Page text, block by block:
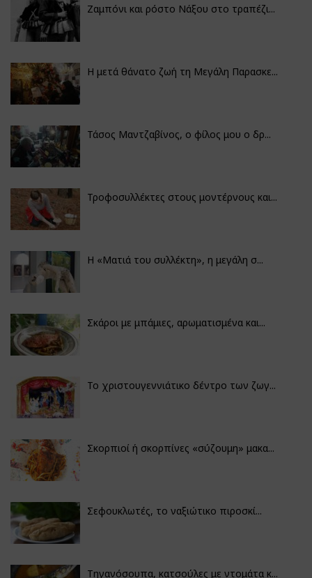
Ζαμπόνι και ρόστο Νάξου στο τραπέζι...
Η μετά θάνατο ζωή τη Μεγάλη Παρασκε...
Τάσος Μαντζαβίνος, ο φίλος μου ο δρ...
Τροφοσυλλέκτες στους μοντέρνους και...
H «Ματιά του συλλέκτη», η μεγάλη σ...
Σκάροι με μπάμιες, αρωματισμένα και...
Το χριστουγεννιάτικο δέντρο των ζωγ...
Σκορπιοί ή σκορπίνες «σύζουμη» μακα...
Σεφουκλωτές, το ναξιώτικο πιροσκί...
Τηγανόσουπα, κατσούλες με ντομάτα κ...